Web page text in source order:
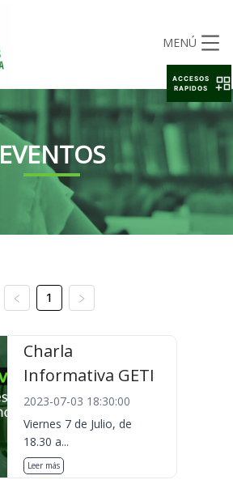
MENÚ
EVENTOS
1
Charla
Informativa GETI
2023-07-03 18:30:00
Viernes 7 de Julio, de
18.30 a...
Leer más
ACCESOS
RAPIDOS